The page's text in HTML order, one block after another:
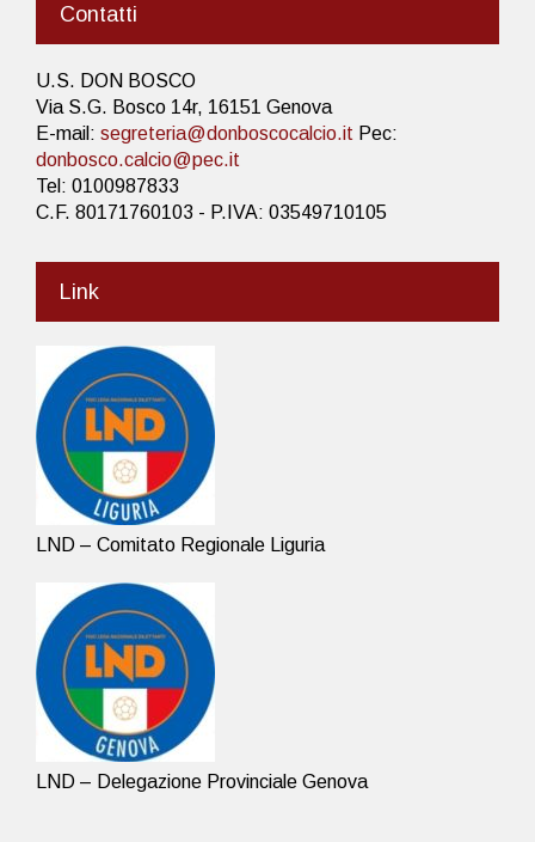
Contatti
U.S. DON BOSCO
Via S.G. Bosco 14r, 16151 Genova
E-mail: segreteria@donboscocalcio.it Pec:
donbosco.calcio@pec.it
Tel: 0100987833
C.F. 80171760103 - P.IVA: 03549710105
Link
LND – Comitato Regionale Liguria
LND – Delegazione Provinciale Genova